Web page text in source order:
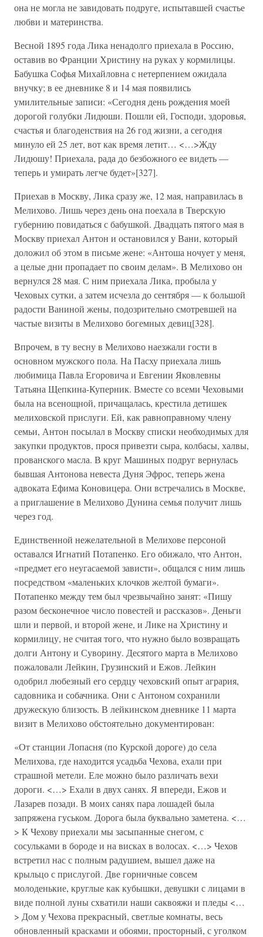
она не могла не завидовать подруге, испытавшей счастье
любви и материнства.
Весной 1895 года Лика ненадолго приехала в Россию,
оставив во Франции Христину на руках у кормилицы.
Бабушка Софья Михайловна с нетерпением ожидала
внучку; в ее дневнике 8 и 14 мая появились
умилительные записи: «Сегодня день рождения моей
дорогой голубки Лидюши. Пошли ей, Господи, здоровья,
счастья и благоденствия на 26 год жизни, а сегодня
минуло ей 25 лет, вот как время летит… <…>Жду
Лидюшу! Приехала, рада до безбожного ее видеть —
теперь и умирать легче будет»[327].
Приехав в Москву, Лика сразу же, 12 мая, направилась в
Мелихово. Лишь через день она поехала в Тверскую
губернию повидаться с бабушкой. Двадцать пятого мая в
Москву приехал Антон и остановился у Вани, который
доложил об этом в письме жене: «Антоша ночует у меня,
а целые дни пропадает по своим делам». В Мелихово он
вернулся 28 мая. С ним приехала Лика, пробыла у
Чеховых сутки, а затем исчезла до сентября — к большой
радости Ваниной жены, подозрительно смотревшей на
частые визиты в Мелихово богемных девиц[328].
Впрочем, в ту весну в Мелихово наезжали гости в
основном мужского пола. На Пасху приехала лишь
любимица Павла Егоровича и Евгении Яковлевны
Татьяна Щепкина-Куперник. Вместе со всеми Чеховыми
была на всенощной, причащалась, крестила детишек
мелиховской прислуги. Ей, как равноправному члену
семьи, Антон посылал в Москву списки необходимых для
закупки продуктов, прося привезти сыра, колбасы, халвы,
прованского масла. В круг Машиных подруг вернулась
бывшая Антонова невеста Дуня Эфрос, теперь жена
адвоката Ефима Коновицера. Они встречались в Москве,
а приглашение в Мелихово Дунина семья получит лишь
через год.
Единственной нежелательной в Мелихове персоной
оставался Игнатий Потапенко. Его обижало, что Антон,
«предмет его неугасаемой зависти», общался с ним лишь
посредством «маленьких клочков желтой бумаги».
Потапенко между тем был чрезвычайно занят: «Пишу
разом бесконечное число повестей и рассказов». Деньги
шли и первой, и второй жене, и Лике на Христину и
кормилицу, не считая того, что нужно было возвращать
долги Антону и Суворину. Десятого марта в Мелихово
пожаловали Лейкин, Грузинский и Ежов. Лейкин
одобрил любезный его сердцу чеховский опыт агрария,
садовника и собачника. Они с Антоном сохранили
дружескую близость. В лейкинском дневнике 11 марта
визит в Мелихово обстоятельно документирован:
«От станции Лопасня (по Курской дороге) до села
Мелихова, где находится усадьба Чехова, ехали при
страшной метели. Еле можно было различать вехи
дороги. <…> Ехали в двух санях. Я впереди, Ежов и
Лазарев позади. В моих санях пара лошадей была
запряжена гуськом. Дорога была буквально заметена. <…
> К Чехову приехали мы засыпанные снегом, с
сосульками в бороде и на висках в волосах. <…> Чехов
встретил нас с полным радушием, вышел даже на
крыльцо с прислугой. Две горничные совсем
молоденькие, круглые как кубышки, девушки с лицами в
виде полной луны схватили наши саквояжи и пледы <…
> Дом у Чехова прекрасный, светлые комнаты, весь
обновленный красками и обоями, просторный, с уголком